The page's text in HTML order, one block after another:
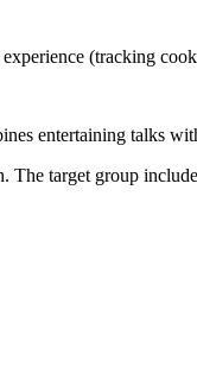
entertaining talks
target group
(tracking